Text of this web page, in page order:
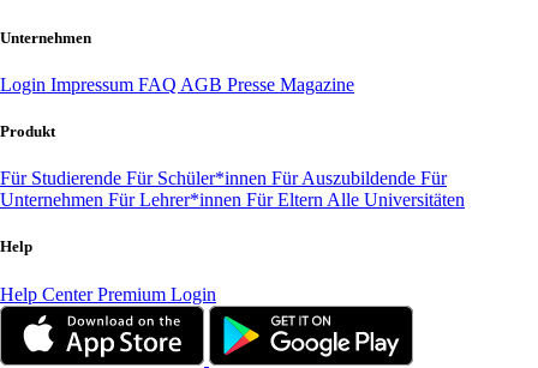
Unternehmen
Login Impressum FAQ AGB Presse Magazine
Produkt
Für Studierende Für Schüler*innen Für Auszubildende Für
Unternehmen Für Lehrer*innen Für Eltern Alle Universitäten
Help
Help CenterPremium Login